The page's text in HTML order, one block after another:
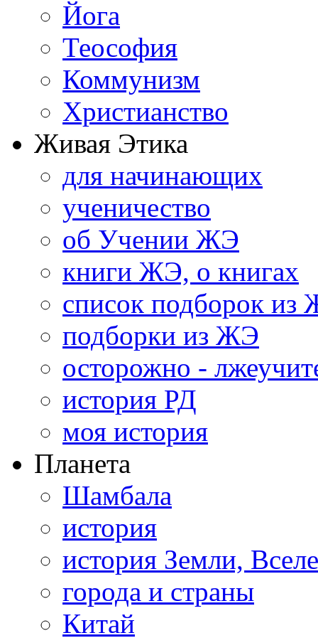
Йога
Теософия
Коммунизм
Христианство
Живая Этика
для начинающих
ученичество
об Учении ЖЭ
книги ЖЭ, о книгах
список подборок из
подборки из ЖЭ
осторожно -
история РД
моя история
Планета
Шамбала
история
история Земли,
города и страны
Китай